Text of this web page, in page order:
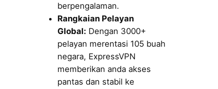
berpengalaman.
Rangkaian Pelayan
Global: Dengan 3000+
pelayan merentasi 105 buah
negara, ExpressVPN
memberikan anda akses
pantas dan stabil ke